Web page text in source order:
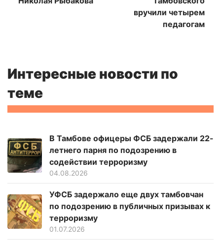
вручили четырем
педагогам
Интересные новости по
теме
В Тамбове офицеры ФСБ задержали 22-
летнего парня по подозрению в
содействии терроризму
04.08.2026
УФСБ задержало еще двух тамбовчан
по подозрению в публичных призывах к
терроризму
01.07.2026